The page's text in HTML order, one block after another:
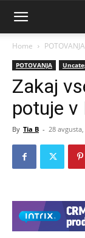
Home POTOVANJA
POTOVANJA
Zakaj
potuje v
By Tia B - 28 avgusta,